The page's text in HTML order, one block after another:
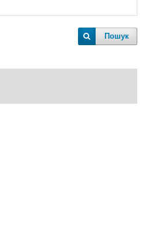
Пошук